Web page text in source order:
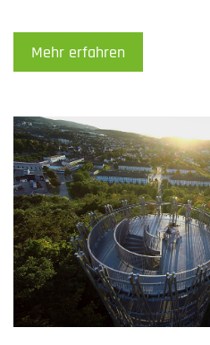
Mehr erfahren